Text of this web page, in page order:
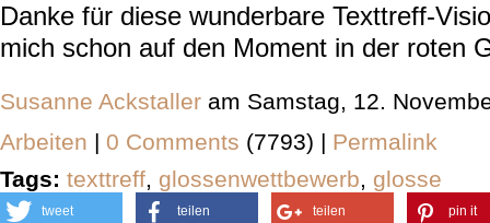
Danke für diese wunderbare Texttreff-
mich schon auf den Moment in der roten
Susanne Ackstaller am Samstag, 12.
Arbeiten | 0 Comments (7793) | Permalink
Tags: texttreff, glossenwettbewerb, glosse
tweet teilen teilen pin it